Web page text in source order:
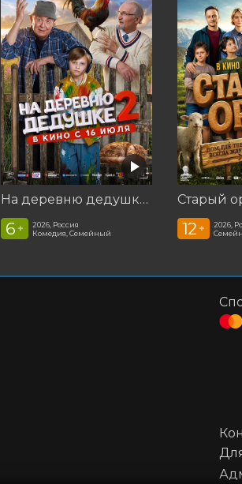
На деревню дедушке 2
6 +
2026, Россия
Комедия, Семейный
Старый
12 +
2026,